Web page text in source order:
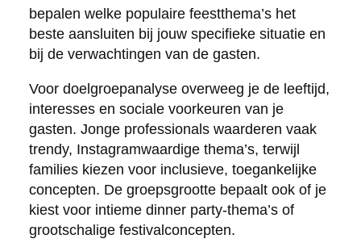
bepalen welke populaire feestthema’s het
beste aansluiten bij jouw specifieke situatie en
bij de verwachtingen van de gasten.
Voor doelgroepanalyse overweeg je de leeftijd,
interesses en sociale voorkeuren van je
gasten. Jonge professionals waarderen vaak
trendy, Instagramwaardige thema’s, terwijl
families kiezen voor inclusieve, toegankelijke
concepten. De groepsgrootte bepaalt ook of je
kiest voor intieme dinner party-thema’s of
grootschalige festivalconcepten.